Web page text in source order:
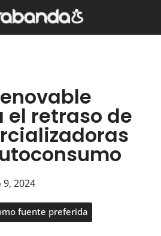
el retraso de
9, 2024
fuente preferida